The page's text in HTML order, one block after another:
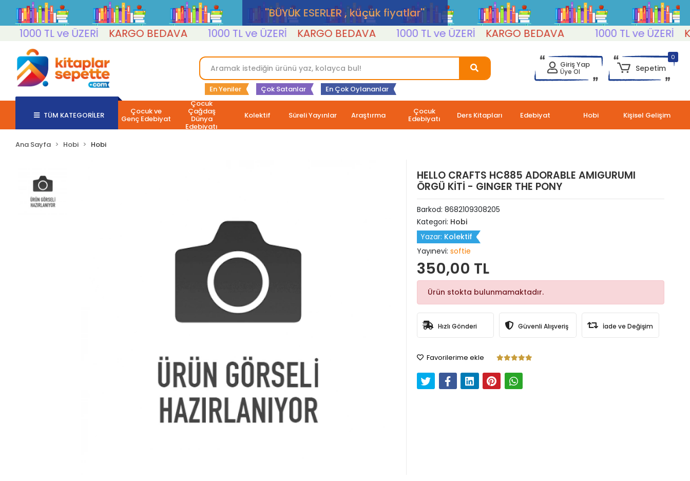
''BÜYÜK ESERLER , küçük fiyatlar''
1000 TL ve ÜZERİ
KARGO BEDAVA 1000 TL ve ÜZERİ KARGO BEDAVA 1000 TL ve ÜZERİ KARGO BEDAVA 1000 TL ve ÜZERİ
En Yeniler Çok Satanlar En Çok Oylananlar
Giriş Yap
Üye Ol
0
Sepetim
TÜM KATEGORİLER Çocuk ve
Genç Edebiyat
Çocuk
Çağdaş
Dünya
Edebiyatı
Kolektif Süreli Yayınlar Araştırma Çocuk
Edebiyatı Ders Kitapları Edebiyat Hobi Kişisel Gelişim
Ana Sayfa Hobi Hobi
HELLO CRAFTS HC885 ADORABLE AMIGURUMI
ÖRGÜ KİTİ - GINGER THE PONY
Barkod: 8682109308205
Kategori: Hobi
Yazar: Kolektif
Yayınevi: softie
350,00 TL
Ürün stokta bulunmamaktadır.
Hızlı Gönderi Güvenli Alışveriş İade ve Değişim
Favorilerime ekle